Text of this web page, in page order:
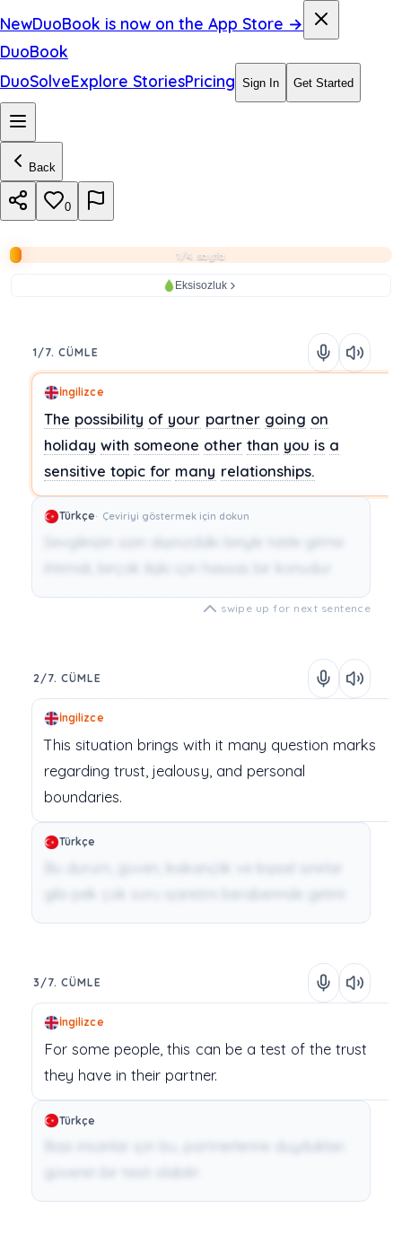
NewDuoBook is now on the App Store →
DuoBook
DuoSolveExplore StoriesPricing Sign In Get Started
Back
0
1/4. sayfa
Eksisozluk
1/7. CÜMLE
İngilizce
The possibility of your partner going on
holiday with someone other than you is a
sensitive topicfor many relationships.
Türkçe Çeviriyi göstermek için dokun
Sevgilinizin sizin dışınızdaki biriyle tatile gitme
swipe up for next sentence
2/7. CÜMLE
İngilizce
This situation brings with it many question marks
regarding trust, jealousy, and personal
boundaries.
Türkçe
3/7. CÜMLE
İngilizce
For some people, this can be a test ofthe trust
they have in their partner.
Türkçe